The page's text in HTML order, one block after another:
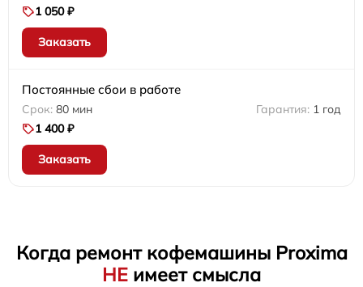
1 050 ₽
Заказать
Постоянные сбои в работе
80 мин
1 год
1 400 ₽
Заказать
Когда ремонт кофемашины Proxima
НЕ имеет смысла